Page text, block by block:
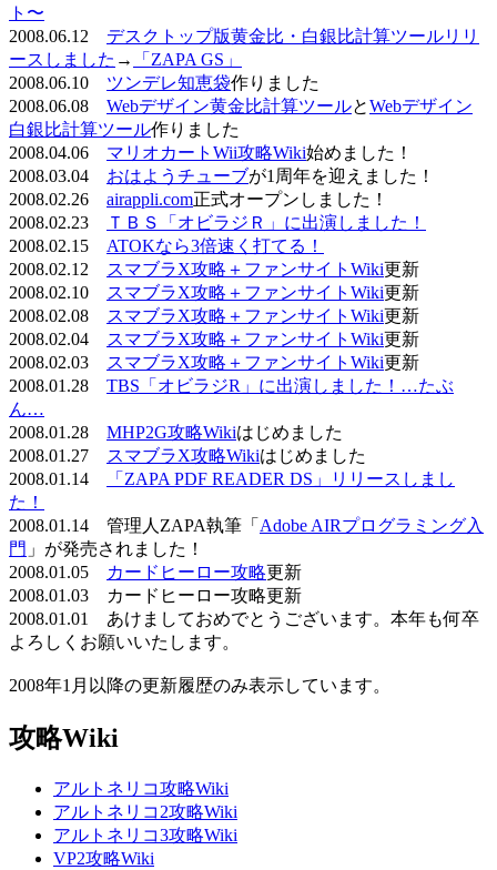
ト〜
2008.06.12 デスクトップ版黄金比・白銀比計算ツールリリ
ースしました →
「ZAPA GS」
2008.06.10 ツンデレ知恵袋作りました
2008.06.08 Webデザイン黄金比計算ツールとWebデザイン
白銀比計算ツール作りました
2008.04.06 マリオカートWii攻略Wiki始めました！
2008.03.04 おはようチューブが1周年を迎えました！
2008.02.26 airappli.com正式オープンしました！
2008.02.23
ＴＢＳ「オビラジＲ」に出演しました！
2008.02.15 ATOKなら3倍速く打てる！
2008.02.12
スマブラX攻略＋ファンサイトWiki更新
2008.02.10
スマブラX攻略＋ファンサイトWiki更新
2008.02.08
スマブラX攻略＋ファンサイトWiki更新
2008.02.04
スマブラX攻略＋ファンサイトWiki更新
2008.02.03
スマブラX攻略＋ファンサイトWiki更新
2008.01.28 TBS「オビラジR」に出演しました！…たぶ
ん…
2008.01.28 MHP2G攻略Wikiはじめました
2008.01.27
スマブラX攻略Wikiはじめました
2008.01.14
「ZAPA PDF READER DS」リリースしまし
た！
2008.01.14 管理人ZAPA執筆「 Adobe AIRプログラミング入
門 」が発売されました！
2008.01.05
カードヒーロー攻略更新
2008.01.03 カードヒーロー攻略更新
2008.01.01 あけましておめでとうございます。本年も何卒
よろしくお願いいたします。
2008年1月以降の更新履歴のみ表示しています。
攻略Wiki
アルトネリコ攻略Wiki
アルトネリコ2攻略Wiki
アルトネリコ3攻略Wiki
VP2攻略Wiki